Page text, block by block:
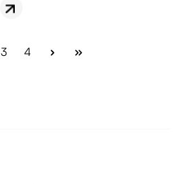
Seite
3 Seite
4